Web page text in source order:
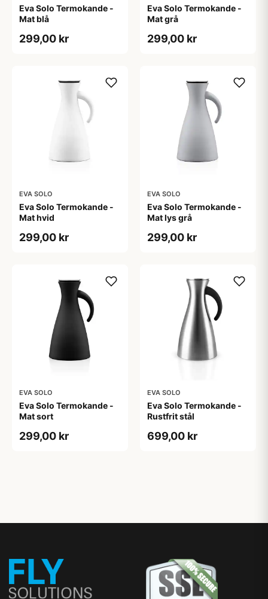
Eva Solo Termokande -
Mat blå
299,00 kr
Eva Solo Termokande -
Mat grå
299,00 kr
EVA SOLO
Eva Solo Termokande -
Mat hvid
299,00 kr
EVA SOLO
Eva Solo Termokande -
Mat lys grå
299,00 kr
EVA SOLO
Eva Solo Termokande -
Mat sort
299,00 kr
EVA SOLO
Eva Solo Termokande -
Rustfrit stål
699,00 kr